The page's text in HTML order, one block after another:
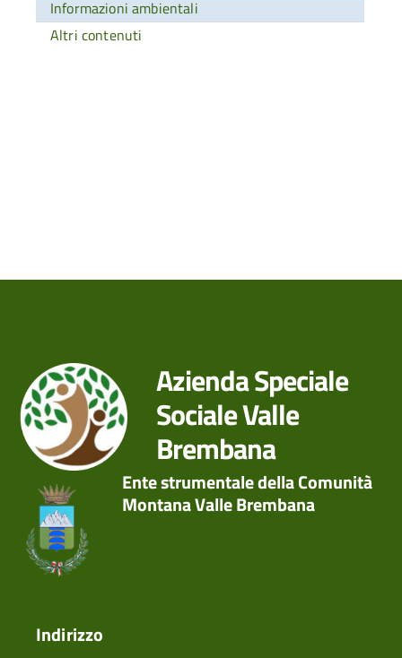
Informazioni ambientali
Altri contenuti
Azienda Speciale
Sociale Valle
Brembana
Ente strumentale della Comunità
Montana Valle Brembana
Indirizzo